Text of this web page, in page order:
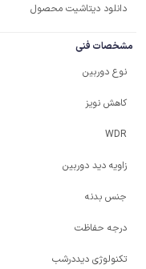
دانلود دیتاشیت محصول
مشخصات فنی
نوع دوربین
کاهش نویز
WDR
زاویه دید دوربین
جنس بدنه
درجه حفاظت
تکنولوژی دیددرشب